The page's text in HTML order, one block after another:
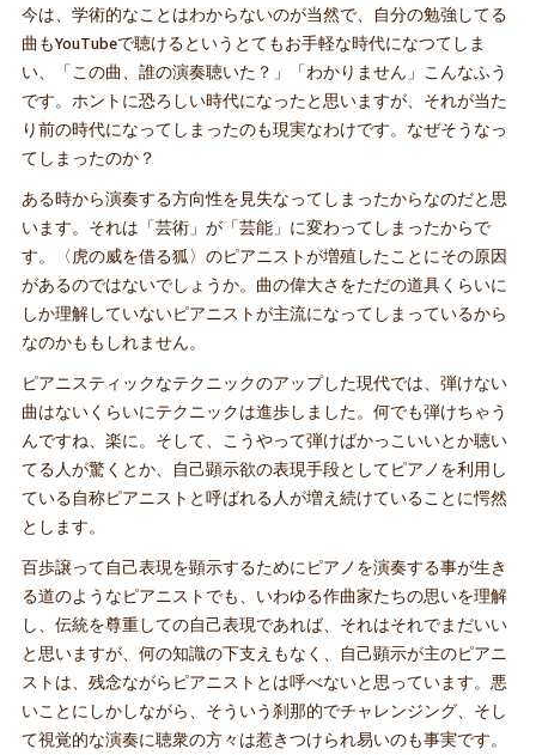
今は、学術的なことはわからないのが当然で、自分の勉強してる
曲もYouTubeで聴けるというとてもお手軽な時代になつてしま
い、「この曲、誰の演奏聴いた？」「わかりません」こんなふう
です。ホントに恐ろしい時代になったと思いますが、それが当た
り前の時代になってしまったのも現実なわけです。なぜそうなっ
てしまったのか？
ある時から演奏する方向性を見失なってしまったからなのだと思
います。それは「芸術」が「芸能」に変わってしまったからで
す。〈虎の威を借る狐〉のピアニストが増殖したことにその原因
があるのではないでしょうか。曲の偉大さをただの道具くらいに
しか理解していないピアニストが主流になってしまっているから
なのかももしれません。
ピアニスティックなテクニックのアップした現代では、弾けない
曲はないくらいにテクニックは進歩しました。何でも弾けちゃう
んですね、楽に。そして、こうやって弾けばかっこいいとか聴い
てる人が驚くとか、自己顕示欲の表現手段としてピアノを利用し
ている自称ピアニストと呼ばれる人が増え続けていることに愕然
とします。
百歩譲って自己表現を顕示するためにピアノを演奏する事が生き
る道のようなピアニストでも、いわゆる作曲家たちの思いを理解
し、伝統を尊重しての自己表現であれば、それはそれでまだいい
と思いますが、何の知識の下支えもなく、自己顕示が主のピアニ
ストは、残念ながらピアニストとは呼べないと思っています。悪
いことにしかしながら、そういう刹那的でチャレンジング、そし
て視覚的な演奏に聴衆の方々は惹きつけられ易いのも事実です。